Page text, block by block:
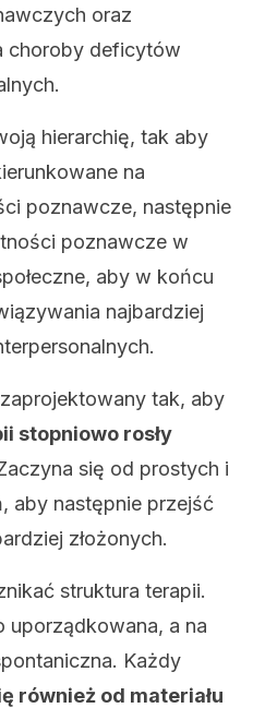
oraz
choroby deficytów
hierarchię, tak aby
na
poznawcze, następnie
poznawcze w
aby w końcu
najbardziej
tak, aby
stopniowo rosły
się od prostych i
aby następnie przejść
złożonych.
struktura terapii.
uporządkowana, a na
Każdy
również od materiału